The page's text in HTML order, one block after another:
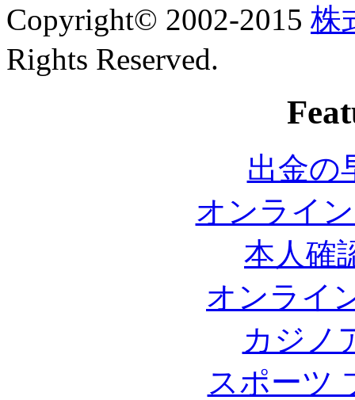
Copyright© 2002-2015 株
Rights Reserved.
出金の
オンライ
本人確
オンライ
カジノ
スポーツ